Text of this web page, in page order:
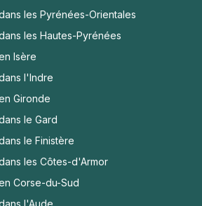
les Pyrénées-Orientales
les Hautes-Pyrénées
Isère
l'Indre
Gironde
le Gard
le Finistère
les Côtes-d'Armor
Corse-du-Sud
l'Aude